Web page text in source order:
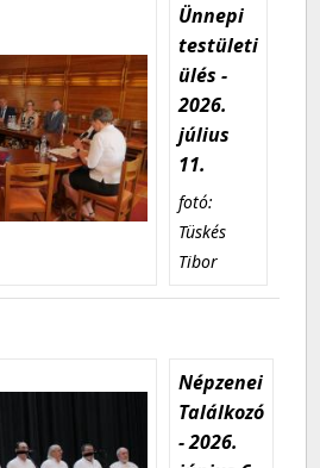
Ünnepi
testületi
ülés -
2026.
július
11.
fotó:
Tüskés
Tibor
Népzenei
Találkozó
- 2026.